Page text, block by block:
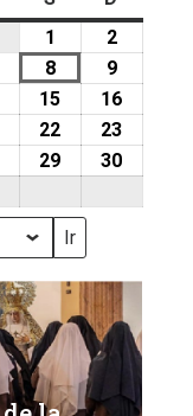
1
agosto,
2026
22
agosto,
2026
88
agosto,
2026
99
agosto,
2026
agosto,
2026
15
agosto,
2026
16
agosto,
22
agosto,
23
2026
29
2026
30